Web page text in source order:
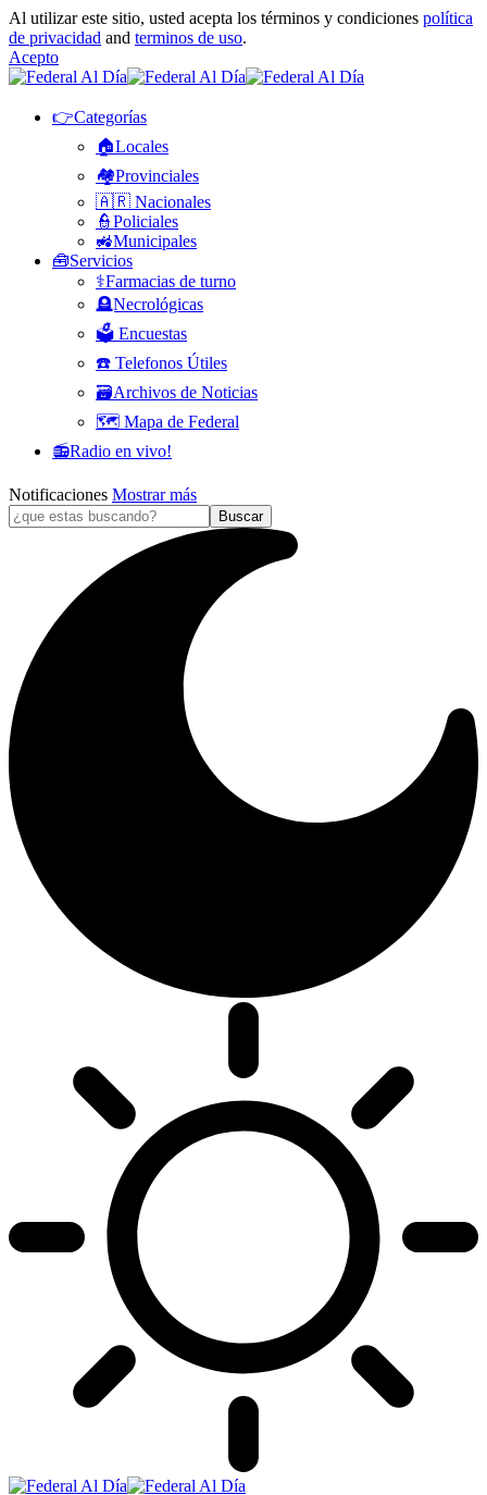
Al utilizar este sitio, usted acepta los términos y condiciones política
de privacidad and terminos de uso.
Acepto
👉Categorías
🏠Locales
🏘️Provinciales
🇦🇷 Nacionales
👮Policiales
🚜Municipales
🧰Servicios
⚕️Farmacias de turno
🪦Necrológicas
🗳️ Encuestas
☎️ Telefonos Útiles
🗃️Archivos de Noticias
🗺️ Mapa de Federal
📻Radio en vivo!
Notificaciones Mostrar más